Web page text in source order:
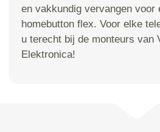
en vakkundig vervangen voor
homebutton flex. Voor elke
u terecht bij de monteurs van
Elektronica!